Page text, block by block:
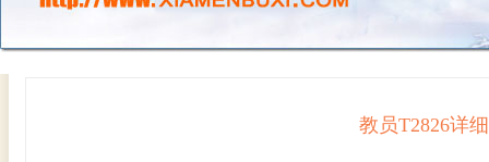
教员T2826详